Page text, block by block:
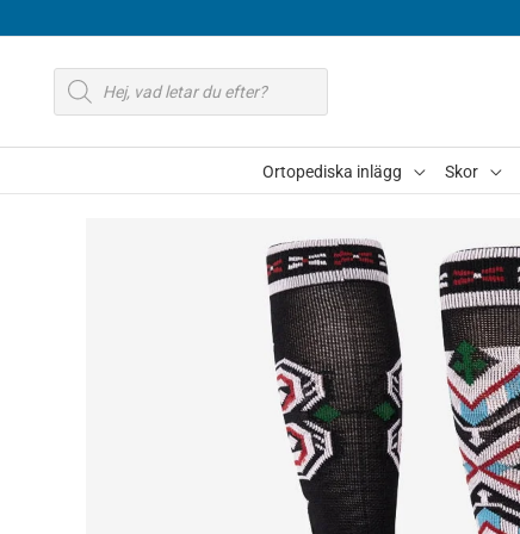
Produktsökning
Ortopediska inlägg Skor